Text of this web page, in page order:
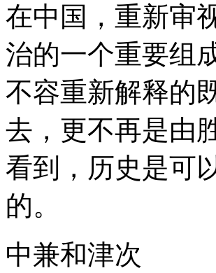
在中国，重新审
治的一个重要组
不容重新解释的
去，更不再是由
看到，历史是可
的。
中兼和津次